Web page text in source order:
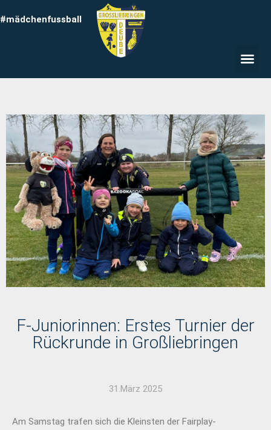
#mädchenfussball
F-Juniorinnen: Erstes Turnier der
Rückrunde in Großliebringen
31.März 2025
Am Samstag trafen sich die Kleinsten der Fairplay-